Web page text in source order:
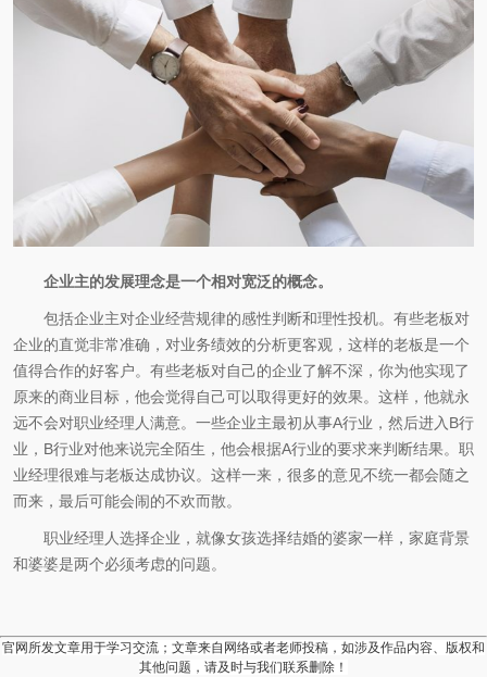
企业主的发展理念是一个相对宽泛的概念。
包括企业主对企业经营规律的感性判断和理性投机。有些老板对
企业的直觉非常准确，对业务绩效的分析更客观，这样的老板是一个
值得合作的好客户。有些老板对自己的企业了解不深，你为他实现了
原来的商业目标，他会觉得自己可以取得更好的效果。这样，他就永
远不会对职业经理人满意。一些企业主最初从事A行业，然后进入B行
业，B行业对他来说完全陌生，他会根据A行业的要求来判断结果。职
业经理很难与老板达成协议。这样一来，很多的意见不统一都会随之
而来，最后可能会闹的不欢而散。
职业经理人选择企业，就像女孩选择结婚的婆家一样，家庭背景
和婆婆是两个必须考虑的问题。
官网所发文章用于学习交流；文章来自网络或者老师投稿，如涉及作品内容、版权和
其他问题，请及时与我们联系删除！